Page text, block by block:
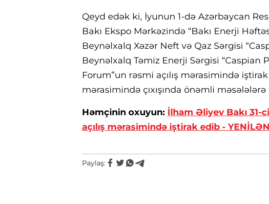
Qeyd edək ki, İyunun 1-də Azərbaycan
Bakı Ekspo Mərkəzində “Bakı Enerji
Beynəlxalq Xəzər Neft və Qaz Sərgisi
Beynəlxalq Təmiz Enerji Sərgisi “Caspian
Forum”un rəsmi açılış mərasimində iştirak
mərasimində çıxışında önəmli
Həmçinin oxuyun: İlham Əliyev Bakı 31-
açılış mərasimində iştirak edib -
Paylaş: